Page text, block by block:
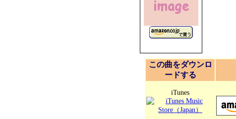
この曲をダウンロ
ードする
iTunes